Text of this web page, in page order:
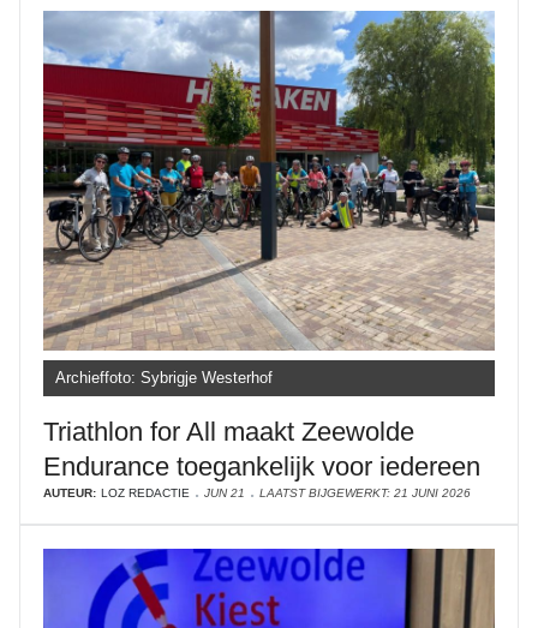
Archieffoto: Sybrigje Westerhof
Triathlon for All maakt Zeewolde
Endurance toegankelijk voor iedereen
AUTEUR: LOZ REDACTIE JUN 21 LAATST BIJGEWERKT: 21 JUNI 2026